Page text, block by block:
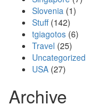
Slovenia (1)
Stuff(142)
tgiagotos (6)
Travel (25)
Uncategorized
USA (27)
Archive